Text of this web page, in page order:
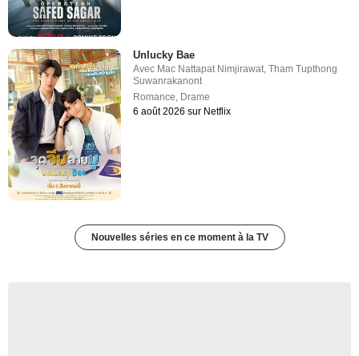
Unlucky Bae
Avec Mac Nattapat Nimjirawat,Tham Tupthong
Suwanrakanont
Romance, Drame
6 août 2026 sur Netflix
Nouvelles séries en ce moment à la TV